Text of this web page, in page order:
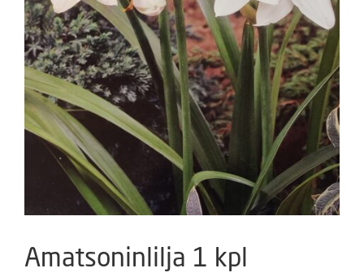
Amatsoninlilja 1 kpl